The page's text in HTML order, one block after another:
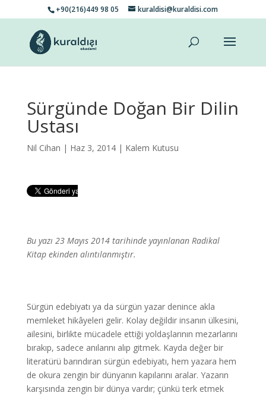
+90(216)449 98 05 kuraldisi@kuraldisi.com
Sürgünde Doğan Bir Dilin
Ustası
Nil Cihan | Haz 3, 2014 | Kalem Kutusu
Bu yazı 23 Mayıs 2014 tarihinde yayınlanan Radikal
Kitap ekinden alıntılanmıştır.
Sürgün edebiyatı ya da sürgün yazar denince akla
memleket hikâyeleri gelir. Kolay değildir insanın ülkesini,
ailesini, birlikte mücadele ettiği yoldaşlarının mezarlarını
bırakıp, sadece anılarını alıp gitmek. Kayda değer bir
literatürü barındıran sürgün edebiyatı, hem yazara hem
de okura zengin bir dünyanın kapılarını aralar. Yazarın
karşısında zengin bir dünya vardır; çünkü terk etmek